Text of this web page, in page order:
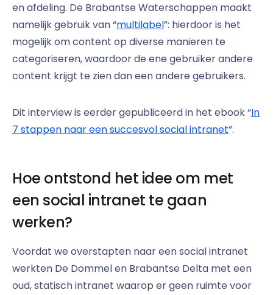
en afdeling. De Brabantse Waterschappen maakt
namelijk gebruik van “multilabel”: hierdoor is het
mogelijk om content op diverse manieren te
categoriseren, waardoor de ene gebruiker andere
content krijgt te zien dan een andere gebruikers.
Dit interview is eerder gepubliceerd in het ebook “In
7 stappen naar een succesvol social intranet”.
Hoe ontstond het idee om met
een social intranet te gaan
werken?
Voordat we overstapten naar een social intranet
werkten De Dommel en Brabantse Delta met een
oud, statisch intranet waarop er geen ruimte voor